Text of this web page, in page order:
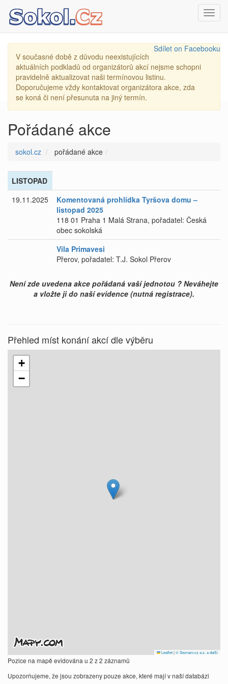
Sdílet on Facebooku
V současné době z důvodu neexistujících
aktuálních podkladů od organizátorů akcí nejsme schopni
pravidelně aktualizovat naši termínovou listinu.
Doporučujeme vždy kontaktovat organizátora akce, zda
se koná či není přesunuta na jiný termín.
Pořádané akce
sokol.cz pořádané akce
LISTOPAD
19.11.2025
Komentovaná prohlídka Tyršova domu –
listopad 2025
118 01 Praha 1 Malá Strana, pořadatel: Česká
obec sokolská
Vila Primavesi
Přerov, pořadatel: T.J. Sokol Přerov
Není zde uvedena akce pořádaná vaší jednotou ? Neváhejte
a vložte ji do naší evidence (nutná registrace).
Přehled míst konání akcí dle výběru
+
−
Leaflet|© Seznam.cz a.s. a další
Pozice na mapě evidována u 2 z 2 záznamů
Upozorňujeme, že jsou zobrazeny pouze akce, které mají v naší databázi